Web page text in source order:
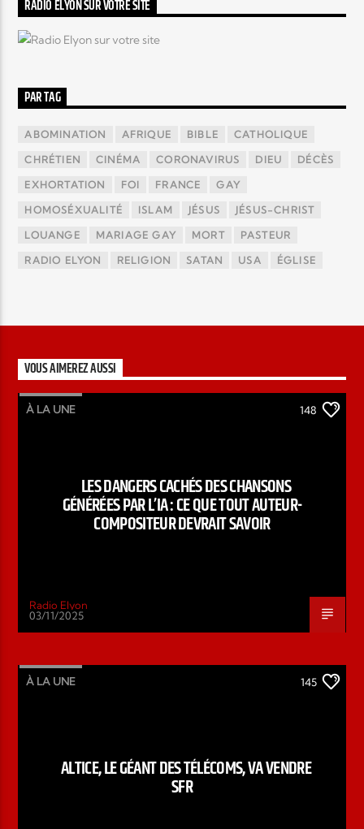
RADIO ELYON SUR VOTRE SITE
PAR TAG
ABOMINATION AFRIQUE BIBLE CATHOLIQUE
CHRÉTIEN CINÉMA CORONAVIRUS DIEU DÉCÈS
EXHORTATION FOI FRANCE GAY
HOMOSÉXUALITÉ ISLAM JÉSUS JÉSUS-CHRIST
LOUANGE MARIAGE GAY MORT PASTEUR
RADIO ELYON RELIGION SATAN USA ÉGLISE
VOUS AIMEREZ AUSSI
À LA UNE 148
LES DANGERS CACHÉS DES CHANSONS
GÉNÉRÉES PAR L’IA : CE QUE TOUT AUTEUR-
COMPOSITEUR DEVRAIT SAVOIR
Radio Elyon
03/11/2025
À LA UNE 145
ALTICE, LE GÉANT DES TÉLÉCOMS, VA VENDRE
SFR